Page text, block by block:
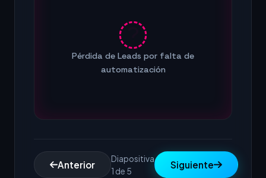
Pérdida de Leads por falta de
automatización
Anterior
Diapositiva
1 de 5
Siguiente